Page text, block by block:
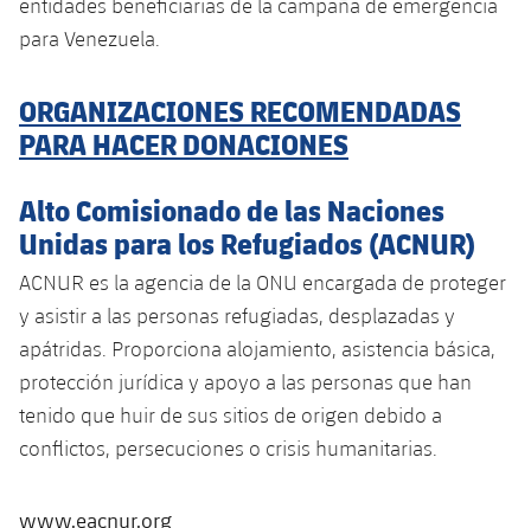
entidades beneficiarias de la campaña de emergencia
para Venezuela.
ORGANIZACIONES RECOMENDADAS
PARA HACER DONACIONES
Alto Comisionado de las Naciones
Unidas para los Refugiados (ACNUR)
ACNUR es la agencia de la ONU encargada de proteger
y asistir a las personas refugiadas, desplazadas y
apátridas. Proporciona alojamiento, asistencia básica,
protección jurídica y apoyo a las personas que han
tenido que huir de sus sitios de origen debido a
conflictos, persecuciones o crisis humanitarias.
www.eacnur.org